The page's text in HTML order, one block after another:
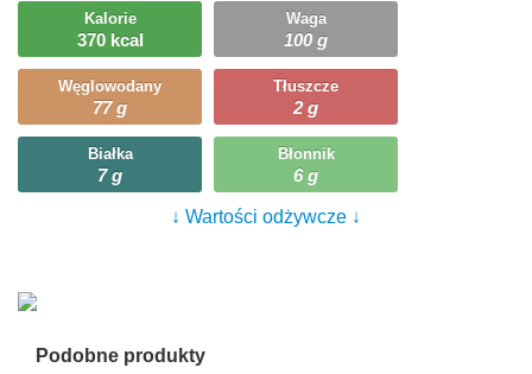
Kalorie
370 kcal
Waga
100 g
Węglowodany
77 g
Tłuszcze
2 g
Białka
7 g
Błonnik
6 g
↓ Wartości odżywcze ↓
Podobne produkty